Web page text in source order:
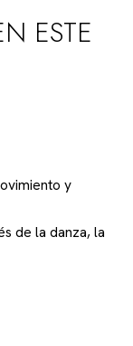
ESTE
y
de la danza, la